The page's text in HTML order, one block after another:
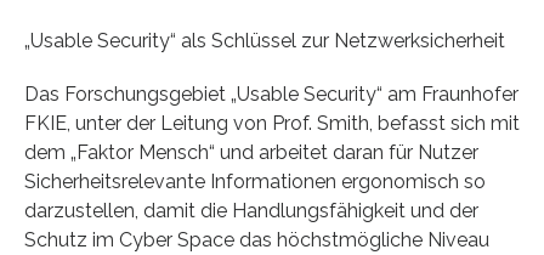
„Usable Security“ als Schlüssel zur Netzwerksicherheit
Das Forschungsgebiet „Usable Security“ am Fraunhofer
FKIE, unter der Leitung von Prof. Smith, befasst sich mit
dem „Faktor Mensch“ und arbeitet daran für Nutzer
Sicherheitsrelevante Informationen ergonomisch so
darzustellen, damit die Handlungsfähigkeit und der
Schutz im Cyber Space das höchstmögliche Niveau